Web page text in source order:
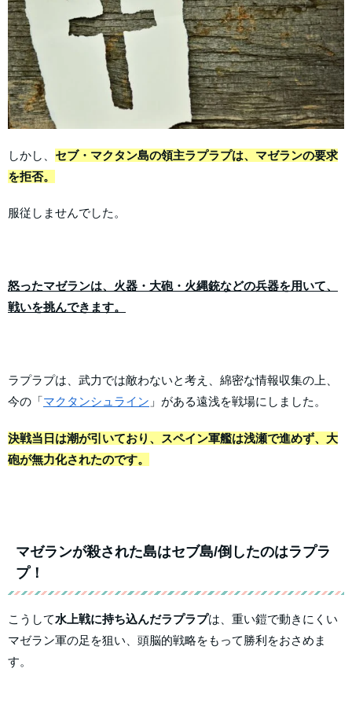
しかし、 セブ・マクタン島の領主ラプラプは、マゼランの要求
を拒否。
服従しませんでした。
怒ったマゼランは、火器・大砲・火縄銃などの兵器を用いて、
戦いを挑んできます。
ラプラプは、武力では敵わないと考え、綿密な情報収集の上、
今の「マクタンシュライン 」がある遠浅を戦場にしました。
決戦当日は潮が引いており、スペイン軍艦は浅瀬で進めず、大
砲が無力化されたのです。
マゼランが殺された島はセブ島/倒したのはラプラ
プ！
こうして水上戦に持ち込んだラプラプは、重い鎧で動きにくい
マゼラン軍の足を狙い、頭脳的戦略をもって勝利をおさめま
す。